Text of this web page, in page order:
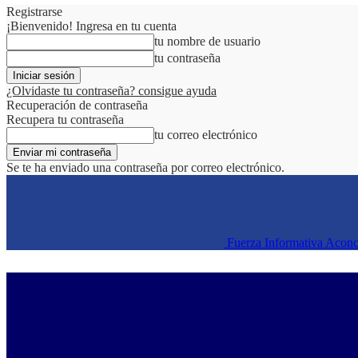
Registrarse
¡Bienvenido! Ingresa en tu cuenta
tu nombre de usuario
tu contraseña
¿Olvidaste tu contraseña? consigue ayuda
Recuperación de contraseña
Recupera tu contraseña
tu correo electrónico
Se te ha enviado una contraseña por correo electrónico.
Fuerza Informativa